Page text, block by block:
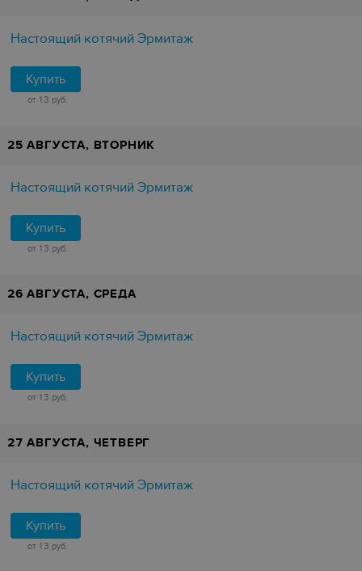
Настоящий котячий Эрмитаж
Купить
от 13 руб.
25 АВГУСТА, ВТОРНИК
Настоящий котячий Эрмитаж
Купить
от 13 руб.
26 АВГУСТА, СРЕДА
Настоящий котячий Эрмитаж
Купить
от 13 руб.
27 АВГУСТА, ЧЕТВЕРГ
Настоящий котячий Эрмитаж
Купить
от 13 руб.